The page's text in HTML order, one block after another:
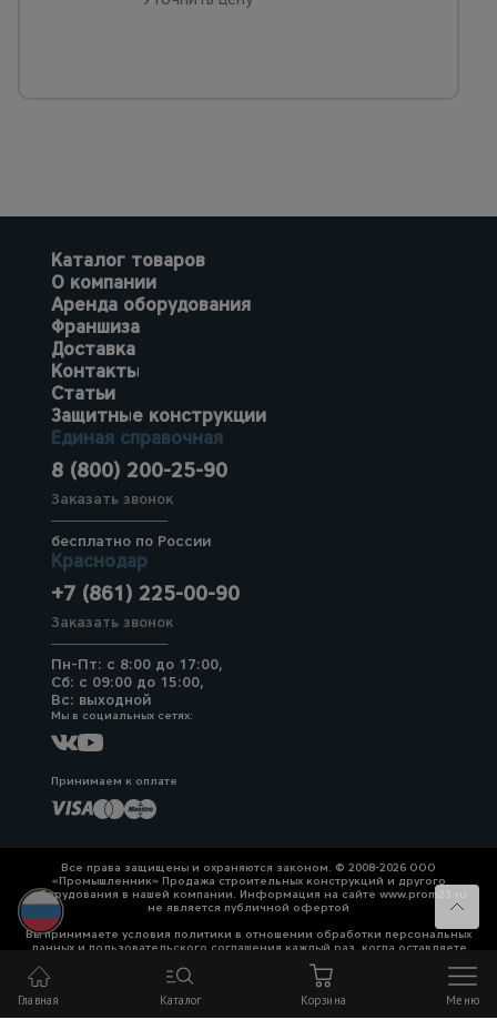
Каталог товаров
О компании
Аренда оборудования
Франшиза
Доставка
Контакты
Статьи
Защитные конструкции
Единая справочная
8 (800) 200-25-90
Заказать звонок
бесплатно по России
Краснодар
+7 (861) 225-00-90
Заказать звонок
Пн-Пт: с 8:00 до 17:00,
Сб: с 09:00 до 15:00,
Вс: выходной
Мы в социальных сетях:
Принимаем к оплате
Все права защищены и охраняются законом. © 2008-2026 ООО
«Промышленник» Продажа строительных конструкций и другого
оборудования в нашей компании. Информация на сайте www.prom23.ru
не является публичной офертой
Вы принимаете условия политики в отношении обработки персональных
данных и пользовательского соглашения каждый раз, когда оставляете
свои данные в любой форме обратной связи на сайте prom23.ru и его
Политика конфиденциальности
Главная Каталог Корзина Меню